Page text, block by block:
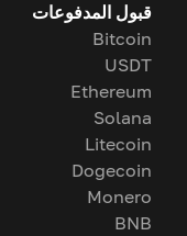
قبول المدفوعات
Bitcoin
USDT
Ethereum
Solana
Litecoin
Dogecoin
Monero
BNB